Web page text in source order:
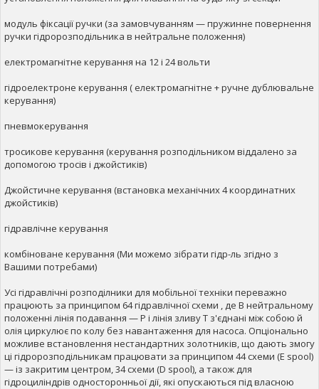
модуль фіксації ручки (за замовчуванням — пружинне повернення
ручки гідророзподільника в нейтральне положення)
електромагнітне керування на 12 і 24 вольти
гідроелектроне керування ( електромагнітне + ручне дублювальне
керування)
пневмокерування
тросикове керування (керування розподільником віддалено за
допомогою тросів і джойстиків)
Джойстичне керування (встановка механічних 4 координатних
джойстиків)
гідравлічне керування
комбіноване керування (Ми можемо зібрати гідр-ль згідно з
Вашими потребами)
Усі гідравлічні розподілники для мобільної техніки переважно
працюють за принципом 64 гідравлічної схеми , де В нейтральному
положенні лінія подавання — Р і лінія зливу Т з'єднані між собою й
олія циркулює по колу без навантаження для насоса. Опціонально
можливе встановлення нестандартних золотників, що дають змогу
ці гідророзподільникам працювати за принципом 44 схеми (Е spool)
— із закритим центром, 34 схеми (D spool), а також для
гідроциліндрів односторонньої дії, які опускаються під власною